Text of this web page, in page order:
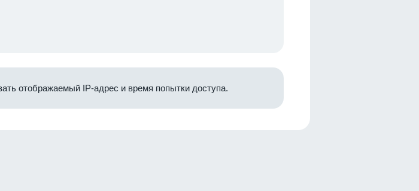
отображаемый IP-адрес и время попытки доступа.